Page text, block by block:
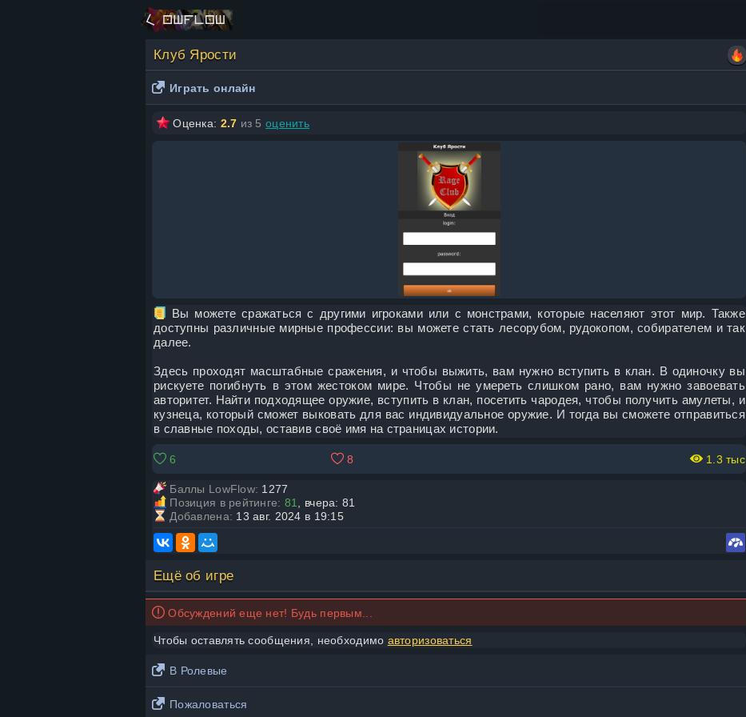
Клуб Ярости
Играть онлайн
Оценка: 2.7 из 5 оценить
Вы можете сражаться с другими игроками или с монстрами, которые населяют этот мир. Также
доступны различные мирные профессии: вы можете стать лесорубом, рудокопом, собирателем и так
далее.
Здесь проходят масштабные сражения, и чтобы выжить, вам нужно вступить в клан. В одиночку вы
рискуете погибнуть в этом жестоком мире. Чтобы не умереть слишком рано, вам нужно завоевать
авторитет. Найти подходящее оружие, вступить в клан, посетить чародея, чтобы получить амулеты, и
кузнеца, который сможет выковать для вас индивидуальное оружие. И тогда вы сможете отправиться
в славные походы, оставив своё имя на страницах истории.
6 8 1.3 тыс
Баллы LowFlow: 1277
Позиция в рейтинге: 81
, вчера: 81
Добавлена: 13 авг. 2024 в 19:15
Ещё об игре
Обсуждений еще нет! Будь первым...
Чтобы оставлять сообщения, необходимо авторизоваться
В Ролевые
Пожаловаться